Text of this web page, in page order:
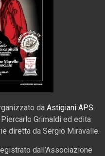
da Astigiani APS.
Grimaldi ed edita
diretta da Sergio Miravalle.
dall’Associazione